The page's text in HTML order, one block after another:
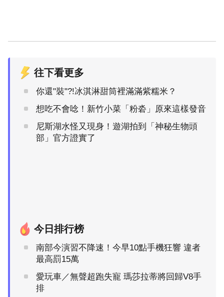
往下看更多
你還"裝"?!冰淇淋甜筒裡滿滿紫糯米？
想吃不會唸！新竹小菜「粉沯」原來這樣發音
尼斯湖水怪又現身！遊湖拍到「神秘生物頭
部」官方證實了
今日排行榜
南部今演習不降速！今早10點手機狂響 違者
最高罰15萬
愛玩車／無聲超跑失寵 瑪莎拉蒂將回歸V8手
排